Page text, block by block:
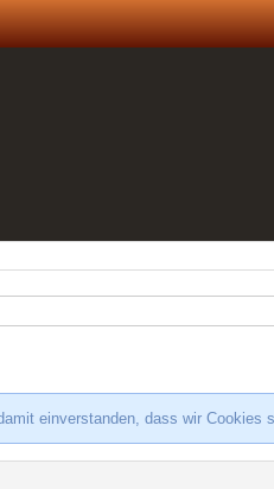
einverstanden, dass wir Cookies